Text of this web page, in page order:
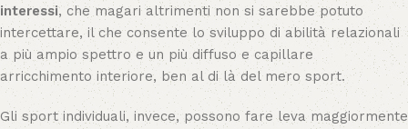
interessi, che magari altrimenti non si sarebbe potuto
intercettare, il che consente lo sviluppo di abilità relazionali
a più ampio spettro e un più diffuso e capillare
arricchimento interiore, ben al di là del mero sport.
Gli sport individuali, invece, possono fare leva maggiormente